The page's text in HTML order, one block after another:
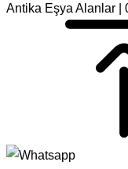
Antika Eşya Alanlar |